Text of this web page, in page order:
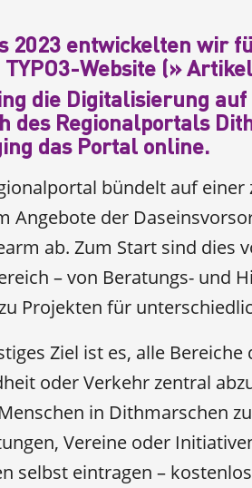
2023 entwickelten wir
Website (»
die Digitalisierung
des Regionalportals
das Portal online.
bündelt auf
Angebote der
ab. Zum Start sind dies
– von Beratungs- und
Projekten für
Ziel ist es, alle
oder Verkehr zentral
in Dithmarschen
Vereine oder
selbst eintragen –